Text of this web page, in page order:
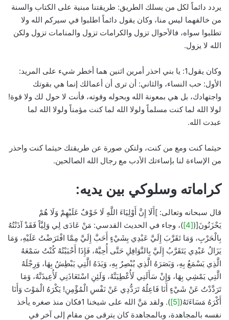
يردد دائماً لكل من يسلك الطريق: طريقتنا مبنية على الكتاب والسنة
من خالفهما ليس منا، وكان يقول دائماً اطلبوا في سيركم الله ولا
تطلبوا سواه، فالأحوال تزول والكرامات تزول والمنامات تزول ولكن
الله لا يزول.
وكان يقول1: يا بني احذر أمرين اثنين هما أخطر شيء على المريد:
الأول: حب النساء، والثاني: أن ترى أن أعمالك إنما هي بقوتك
واجتهادك، بل هي بمعونة الله وبحوله وقوته، فأنت لا حول لك ولا قوة!
لولا الله لما كنت مسلماً ولولا الله لما كنت مؤمناً ولولا الله لما
عبدت الله.
حيثما كنت ومع من كنت، ولتكن صورة عن طريقتك حيثما كنت واحذر
من الإساءة لنا بإساءتك الأدب مع رجال الله الصالحين.
كراماته وسلوكي بين يديه:
قال سبحانه وتعالى: ]أَلَا إِنَّ أَوْلِيَاءَ اللَّهِ لَا خَوْفٌ عَلَيْهِمْ وَلَا هُمْ
يَحْزَنُونَ[([4]
)، وجاء في الحديث القدسي: مَنْ عَادَى لِي وَلِيَّاً فَقَدْ آذَنْتُهُ
بِالْحَرْبِ، وَمَا تَقَرَّبَ إِلَيَّ عَبْدِي بِشَيْءٍ أَحَبَّ إِلَيَّ مِمَّا افْتَرَضْتُ عَلَيْهِ، وَمَا
يَزَالُ عَبْدِي يَتَقَرَّبُ إِلَيَّ بِالنَّوَافِلِ حَتَّى أُحِبَّهُ، فَإِذَا أَحْبَبْتُهُ كُنْتُ سَمْعَهُ
الَّذِي يَسْمَعُ بِهِ، وَبَصَرَهُ الَّذِي يُبْصِرُ بِهِ، وَيَدَهُ الَّتِي يَبْطِشُ بِهَا، وَرِجْلَهُ
الَّتِي يَمْشِي بِهَا، وَإِنْ سَأَلَنِي لَأُعْطِيَنَّهُ، وَلَئِنِ اسْتَعَاذَنِي لَأُعِيذَنَّهُ، وَمَا
تَرَدَّدْتُ عَنْ شَيْءٍ أَنَا فَاعِلُهُ تَرَدُّدِي عَنْ نَفْسِ الْمُؤْمِنِ! يَكْرَهُ الْمَوْتَ وَأَنَا
أَكْرَهُ مَسَاءَتَهُ([5]
). ولقد مَنَّ الله على شيخنا 1فكان منذ صغره يأخذ
نفسه بالمجاهدة، وبالمجاهدة كان يترقى من مقام إلى آخر في